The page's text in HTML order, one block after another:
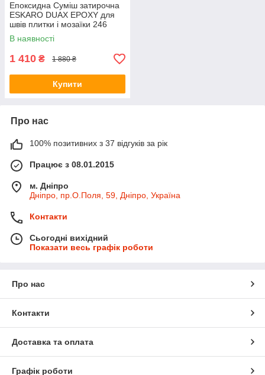
Епоксидна Суміш затирочна
ESKARO DUAX EPOXY для
швів плитки і мозаїки 246
сріблясто-сірий 2кг
В наявності
1 410 ₴ 1 880 ₴
Купити
Про нас
100% позитивних з 37 відгуків за рік
Працює з 08.01.2015
м. Дніпро
Дніпро, пр.О.Поля, 59, Дніпро, Україна
Контакти
Сьогодні вихідний
Показати весь графік роботи
Про нас
Контакти
Доставка та оплата
Графік роботи